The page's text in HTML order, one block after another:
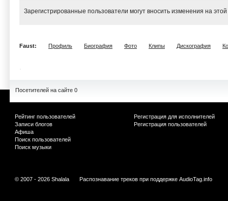
Зарегистрированные пользователи могут вносить изменения на
Faust: Профиль Биография Фото Клипы Дискография
Посетителей на сайте 0
Рейтинг пользователей
Записи блогов
Афиша
Поиск пользователей
Поиск музыки
Регистрация для исполнителей
Регистрация пользователей
© 2007 - 2026 Shalala Распознавание треков при поддержке AudioTag.info